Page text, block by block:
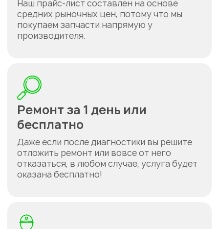
Наш прайс-лист составлен на основе
средних рыночных цен, потому что мы
покупаем запчасти напрямую у
производителя.
Ремонт за 1 день или
бесплатно
Даже если после диагностики вы решите
отложить ремонт или вовсе от него
отказаться, в любом случае, услуга будет
оказана бесплатно!